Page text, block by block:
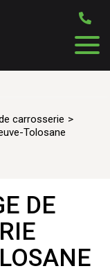
carrosserie
Tolosane
DE